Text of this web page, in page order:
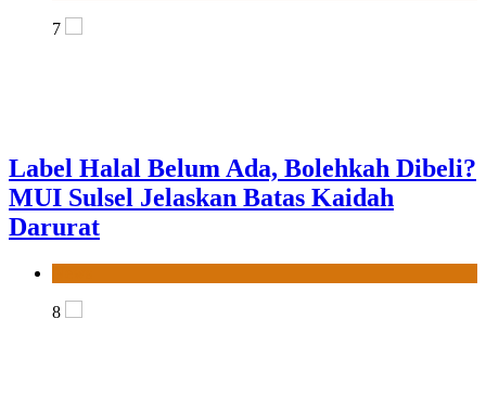
Panitia Musda IX MUI Sulsel Bangun
Sinergi dengan PT Semen Tonasa
News